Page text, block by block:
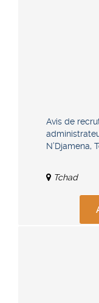
Avis de
N’Djamena,
Tchad